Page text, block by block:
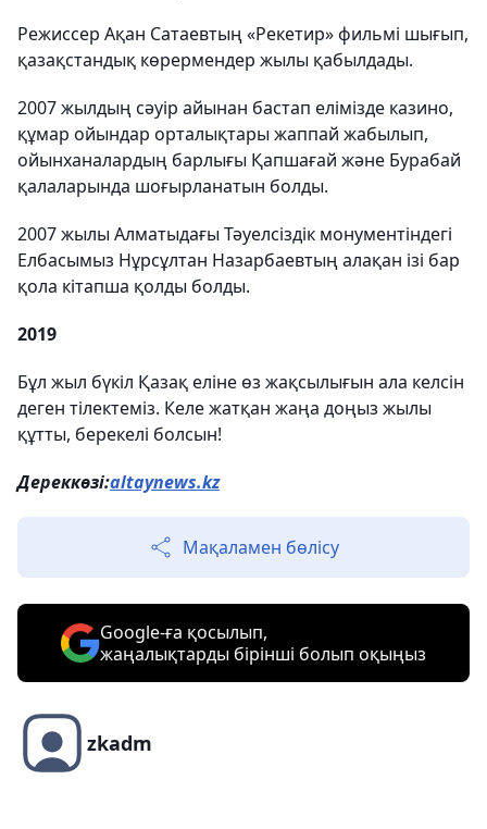
Режиссер Ақан Сатаевтың «Рекетир» фильмі шығып,
қазақстандық көрермендер жылы қабылдады.
2007 жылдың сәуір айынан бастап елімізде казино,
құмар ойындар орталықтары жаппай жабылып,
ойынханалардың барлығы Қапшағай және Бурабай
қалаларында шоғырланатын болды.
2007 жылы Алматыдағы Тәуелсіздік монументіндегі
Елбасымыз Нұрсұлтан Назарбаевтың алақан ізі бар
қола кітапша қолды болды.
2019
Бұл жыл бүкіл Қазақ еліне өз жақсылығын ала келсін
деген тілектеміз. Келе жатқан жаңа доңыз жылы
құтты, берекелі болсын!
Дереккөзі:altaynews.kz
Мақаламен бөлісу
Google-ға қосылып,
жаңалықтарды бірінші болып оқыңыз
zkadm